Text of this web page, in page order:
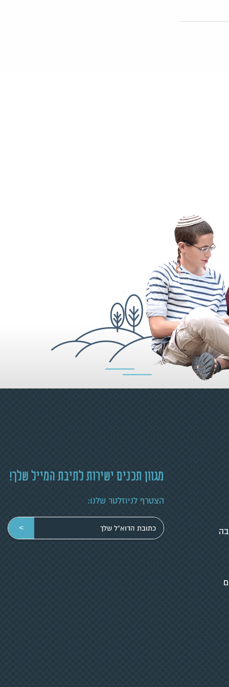
מגוון תכנים ישירות לתיבת המייל שלך!
הצטרף לניוזלטר שלנו:
הכניסי
כתובת
>